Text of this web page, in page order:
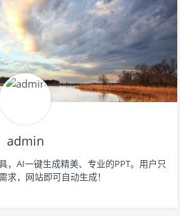
admin
，AI一键生成精美、专业的PPT。用户只
求，网站即可自动生成！